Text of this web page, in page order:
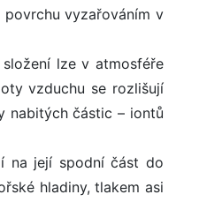
vyzařováním v
lze v atmosféře
vzduchu se rozlišují
nabitých částic – iontů
na její spodní část do
hladiny, tlakem asi